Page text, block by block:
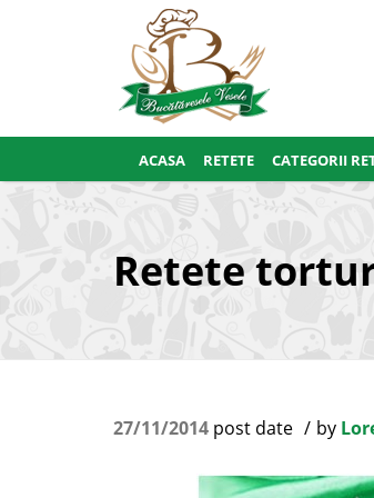
ACASA RETETE CATEGORII
Retete
27/11/2014 post date by